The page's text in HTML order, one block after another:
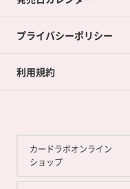
プライバシーポリシー
利用規約
カードラボオンライン
ショップ